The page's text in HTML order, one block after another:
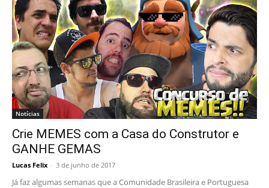
Notícias
Crie MEMES com a Casa do Construtor e
GANHE GEMAS
Lucas Felix - 3 de junho de 2017
Já faz algumas semanas que a Comunidade Brasileira e Portuguesa